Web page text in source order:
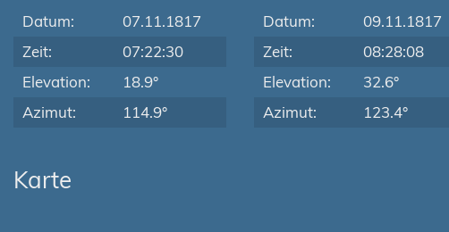
Datum:
07.11.1817
Zeit:
07:22:30
Elevation:
18.9°
Azimut:
114.9°
Datum:
09.11.1817
Zeit:
08:28:08
Elevation:
32.6°
Azimut:
123.4°
Karte